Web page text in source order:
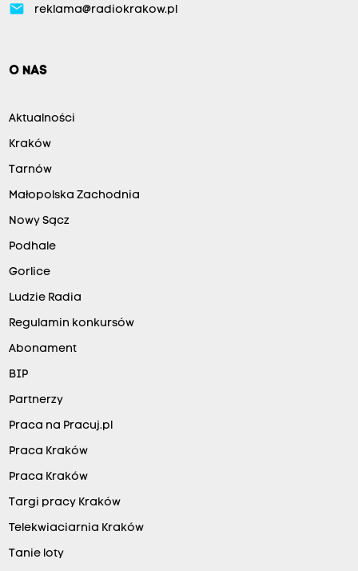
email reklama@radiokrakow.pl
O NAS
Aktualności
Kraków
Tarnów
Małopolska Zachodnia
Nowy Sącz
Podhale
Gorlice
Ludzie Radia
Regulamin konkursów
Abonament
BIP
Partnerzy
Praca na Pracuj.pl
Praca Kraków
Praca Kraków
Targi pracy Kraków
Telekwiaciarnia Kraków
Tanie loty